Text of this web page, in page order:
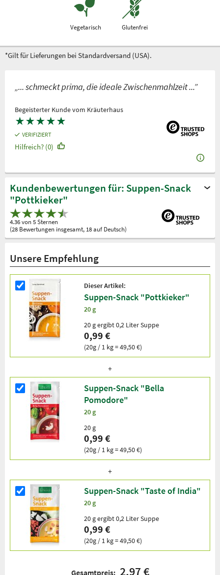
Vegetarisch Glutenfrei
*Gilt für Lieferungen bei Standardversand (USA).
„... schmeckt prima, die ideale Zwischenmahlzeit ...”
Begeisterter Kunde vom Kräuterhaus
★★★★★
VERIFIZIERT
Hilfreich? (0)
Kundenbewertungen für: Suppen-Snack
"Pottkieker"
4.36 von 5 Sternen
(28 Bewertungen insgesamt, 18 auf Deutsch)
Unsere Empfehlung
Dieser Artikel:
Suppen-Snack "Pottkieker"
20 g
20 g ergibt 0,2 Liter Suppe
0,99 €
(20g / 1 kg = 49,50 €)
Suppen-Snack "Bella
Pomodore"
20 g
20 g
0,99 €
(20g / 1 kg = 49,50 €)
Suppen-Snack "Taste of India"
20 g
20 g ergibt 0,2 Liter Suppe
0,99 €
(20g / 1 kg = 49,50 €)
Gesamtpreis: 2,97 €